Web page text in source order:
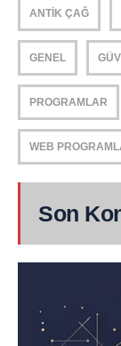
ANTIK ÇAĞ
GENEL
PROGRAMLAR
WEB
Son